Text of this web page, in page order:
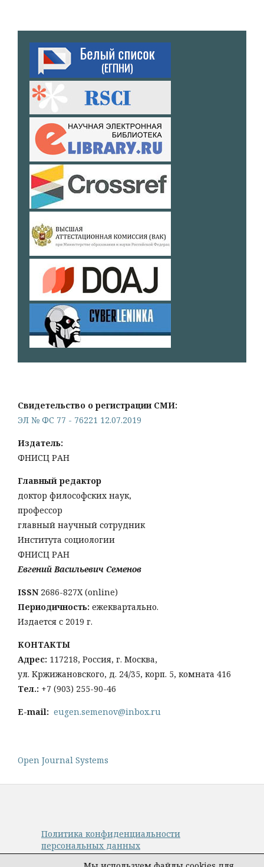
Свидетельство о регистрации СМИ:
ЭЛ № ФС 77 - 76221 12.07.2019
Издатель:
ФНИСЦ РАН
Главный редактор
доктор философских наук,
профессор
главный научный сотрудник
Института социологии
ФНИСЦ РАН
Евгений Васильевич Семенов
ISSN 2686-827X (online)
Периодичность: ежеквартально.
Издается с 2019 г.
КОНТАКТЫ
Адрес: 117218, Россия, г. Москва,
ул. Кржижановского, д. 24/35, корп. 5, комната 416
Тел.: +7 (903) 255-90-46
E-mail: eugen.semenov@inbox.ru
Open Journal Systems
Политика конфиденциальности
персональных данных